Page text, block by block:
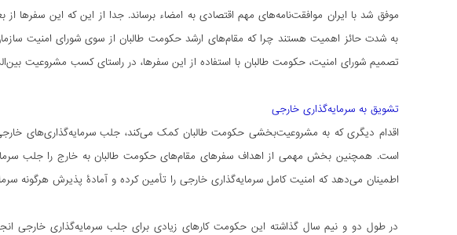
موفق شد با ایران موافقت‌نامه‌های مهم اقتصادی به امضاء برساند. جدا از این که این سفرها
به شدت حائز اهمیت هستند چرا که مقام‌های ارشد حکومت طالبان از سوی شورای امنیت
تصمیم شورای امنیت، حکومت طالبان‌ با استفاده از این سفرها، در راستای کسب مشروعیت
تشویق به سرمایه‌گذاری خارجی
اقدام دیگری که به مشروعیت‌بخشی حکومت طالبان کمک می‌کند، جلب سرمایه‌گذاری‌های
است. همچنین بخش مهمی از اهداف سفرهای مقام‌های حکومت طالبان به خارج را جلب
اطمینان می‌دهد که امنیت کامل سرمایه‌گذاری خارجی را تأمین کرده و آمادۀ پذیرش هرگونه
در طول دو و نیم سال گذاشته این حکومت کارهای زیادی برای جلب سرمایه‌گذاری خارجی